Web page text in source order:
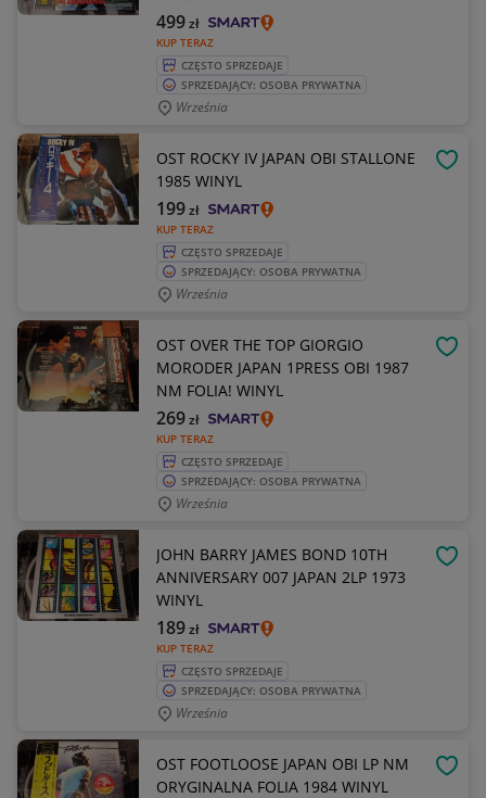
KUP TERAZ
499zł
CZĘSTO SPRZEDAJE
SPRZEDAJĄCY: OSOBA PRYWATNA
Września
OST ROCKY IV JAPAN OBI STALLONE
1985 WINYL
KUP TERAZ
199zł
CZĘSTO SPRZEDAJE
SPRZEDAJĄCY: OSOBA PRYWATNA
Września
OST OVER THE TOP GIORGIO
MORODER JAPAN 1PRESS OBI 1987
NM FOLIA! WINYL
KUP TERAZ
269zł
CZĘSTO SPRZEDAJE
SPRZEDAJĄCY: OSOBA PRYWATNA
Września
JOHN BARRY JAMES BOND 10TH
ANNIVERSARY 007 JAPAN 2LP 1973
WINYL
KUP TERAZ
189zł
CZĘSTO SPRZEDAJE
SPRZEDAJĄCY: OSOBA PRYWATNA
Września
OST FOOTLOOSE JAPAN OBI LP NM
ORYGINALNA FOLIA 1984 WINYL